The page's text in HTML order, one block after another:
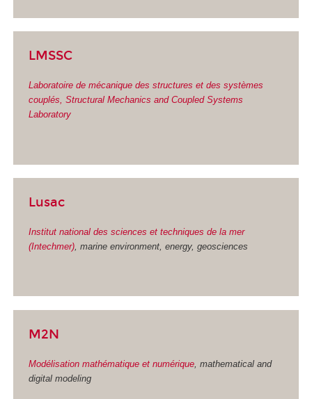
LMSSC
Laboratoire de mécanique des structures et des systèmes
couplés, Structural Mechanics and Coupled Systems
Laboratory
Lusac
Institut national des sciences et techniques de la mer
(Intechmer), marine environment, energy, geosciences
M2N
Modélisation mathématique et numérique , mathematical and
digital modeling